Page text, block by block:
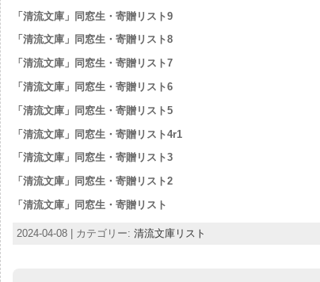
「清流文庫」同窓生・寄贈リスト9
「清流文庫」同窓生・寄贈リスト8
「清流文庫」同窓生・寄贈リスト7
「清流文庫」同窓生・寄贈リスト6
「清流文庫」同窓生・寄贈リスト5
「清流文庫」同窓生・寄贈リスト4r1
「清流文庫」同窓生・寄贈リスト3
「清流文庫」同窓生・寄贈リスト2
「清流文庫」同窓生・寄贈リスト
2024-04-08 | カテゴリー: 清流文庫リスト